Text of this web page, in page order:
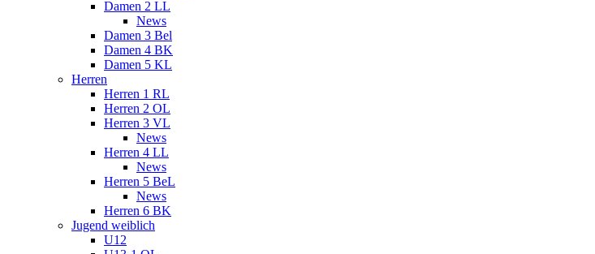
Damen 2 LL
News
Damen 3 Bel
Damen 4 BK
Damen 5 KL
Herren
Herren 1 RL
Herren 2 OL
Herren 3 VL
News
Herren 4 LL
News
Herren 5 BeL
News
Herren 6 BK
Jugend weiblich
U12